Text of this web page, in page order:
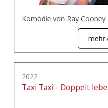
Komödie von Ray Cooney
mehr
2022
Taxi Taxi - Doppelt